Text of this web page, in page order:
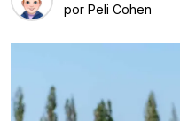
por Peli Cohen